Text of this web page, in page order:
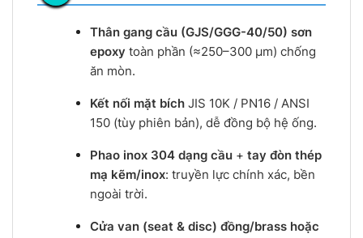
Thân gang cầu (GJS/GGG-40/50) sơn
epoxy toàn phần (≈250–300 µm) chống
ăn mòn.
Kết nối mặt bíchJIS 10K / PN16 / ANSI
150 (tùy phiên bản), dễ đồng bộ hệ ống.
Phao inox 304 dạng cầu+ tay đòn thép
mạ kẽm/inox: truyền lực chính xác, bền
ngoài trời.
Cửa van (seat & disc) đồng/brass hoặc